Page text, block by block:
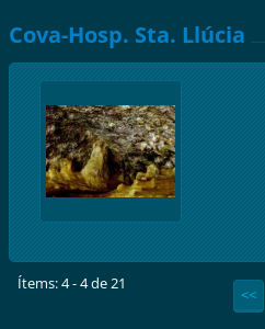
Cova-Hosp. Sta. Llúcia
Ítems: 4 - 4 de 21
<<